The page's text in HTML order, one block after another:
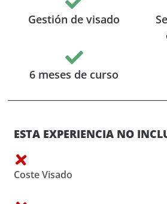
Gestión de visado
6 meses de curso
ESTA EXPERIENCIA NO
Coste Visado